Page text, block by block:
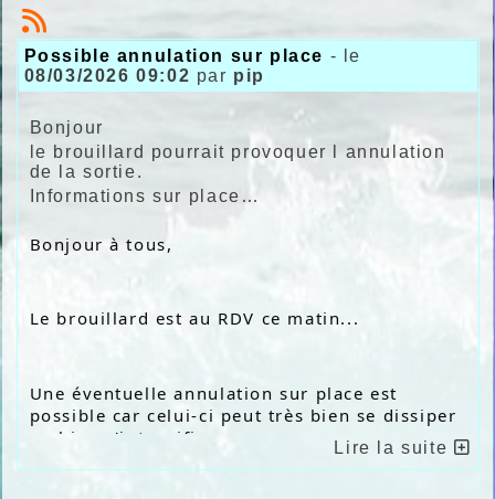
Possible annulation sur place - le
08/03/2026 09:02 par pip
Bonjour
le brouillard pourrait provoquer l annulation
de la sortie.
Informations sur place…
Bonjour à tous,
Le brouillard est au RDV ce matin...
Une éventuelle annulation sur place est
possible car celui-ci peut très bien se dissiper
ou bien s'intensifier...
Lire la suite